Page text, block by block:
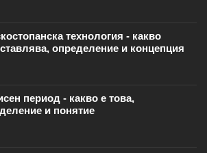
технология - какво
определение и концепция
период - какво е това,
и понятие